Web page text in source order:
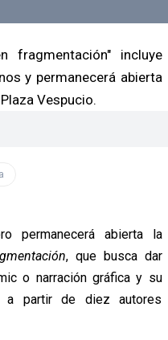
fragmentación" incluye
y permanecerá abierta
Vespucio.
permanecerá abierta la
, que busca dar
o narración gráfica y su
a partir de diez autores